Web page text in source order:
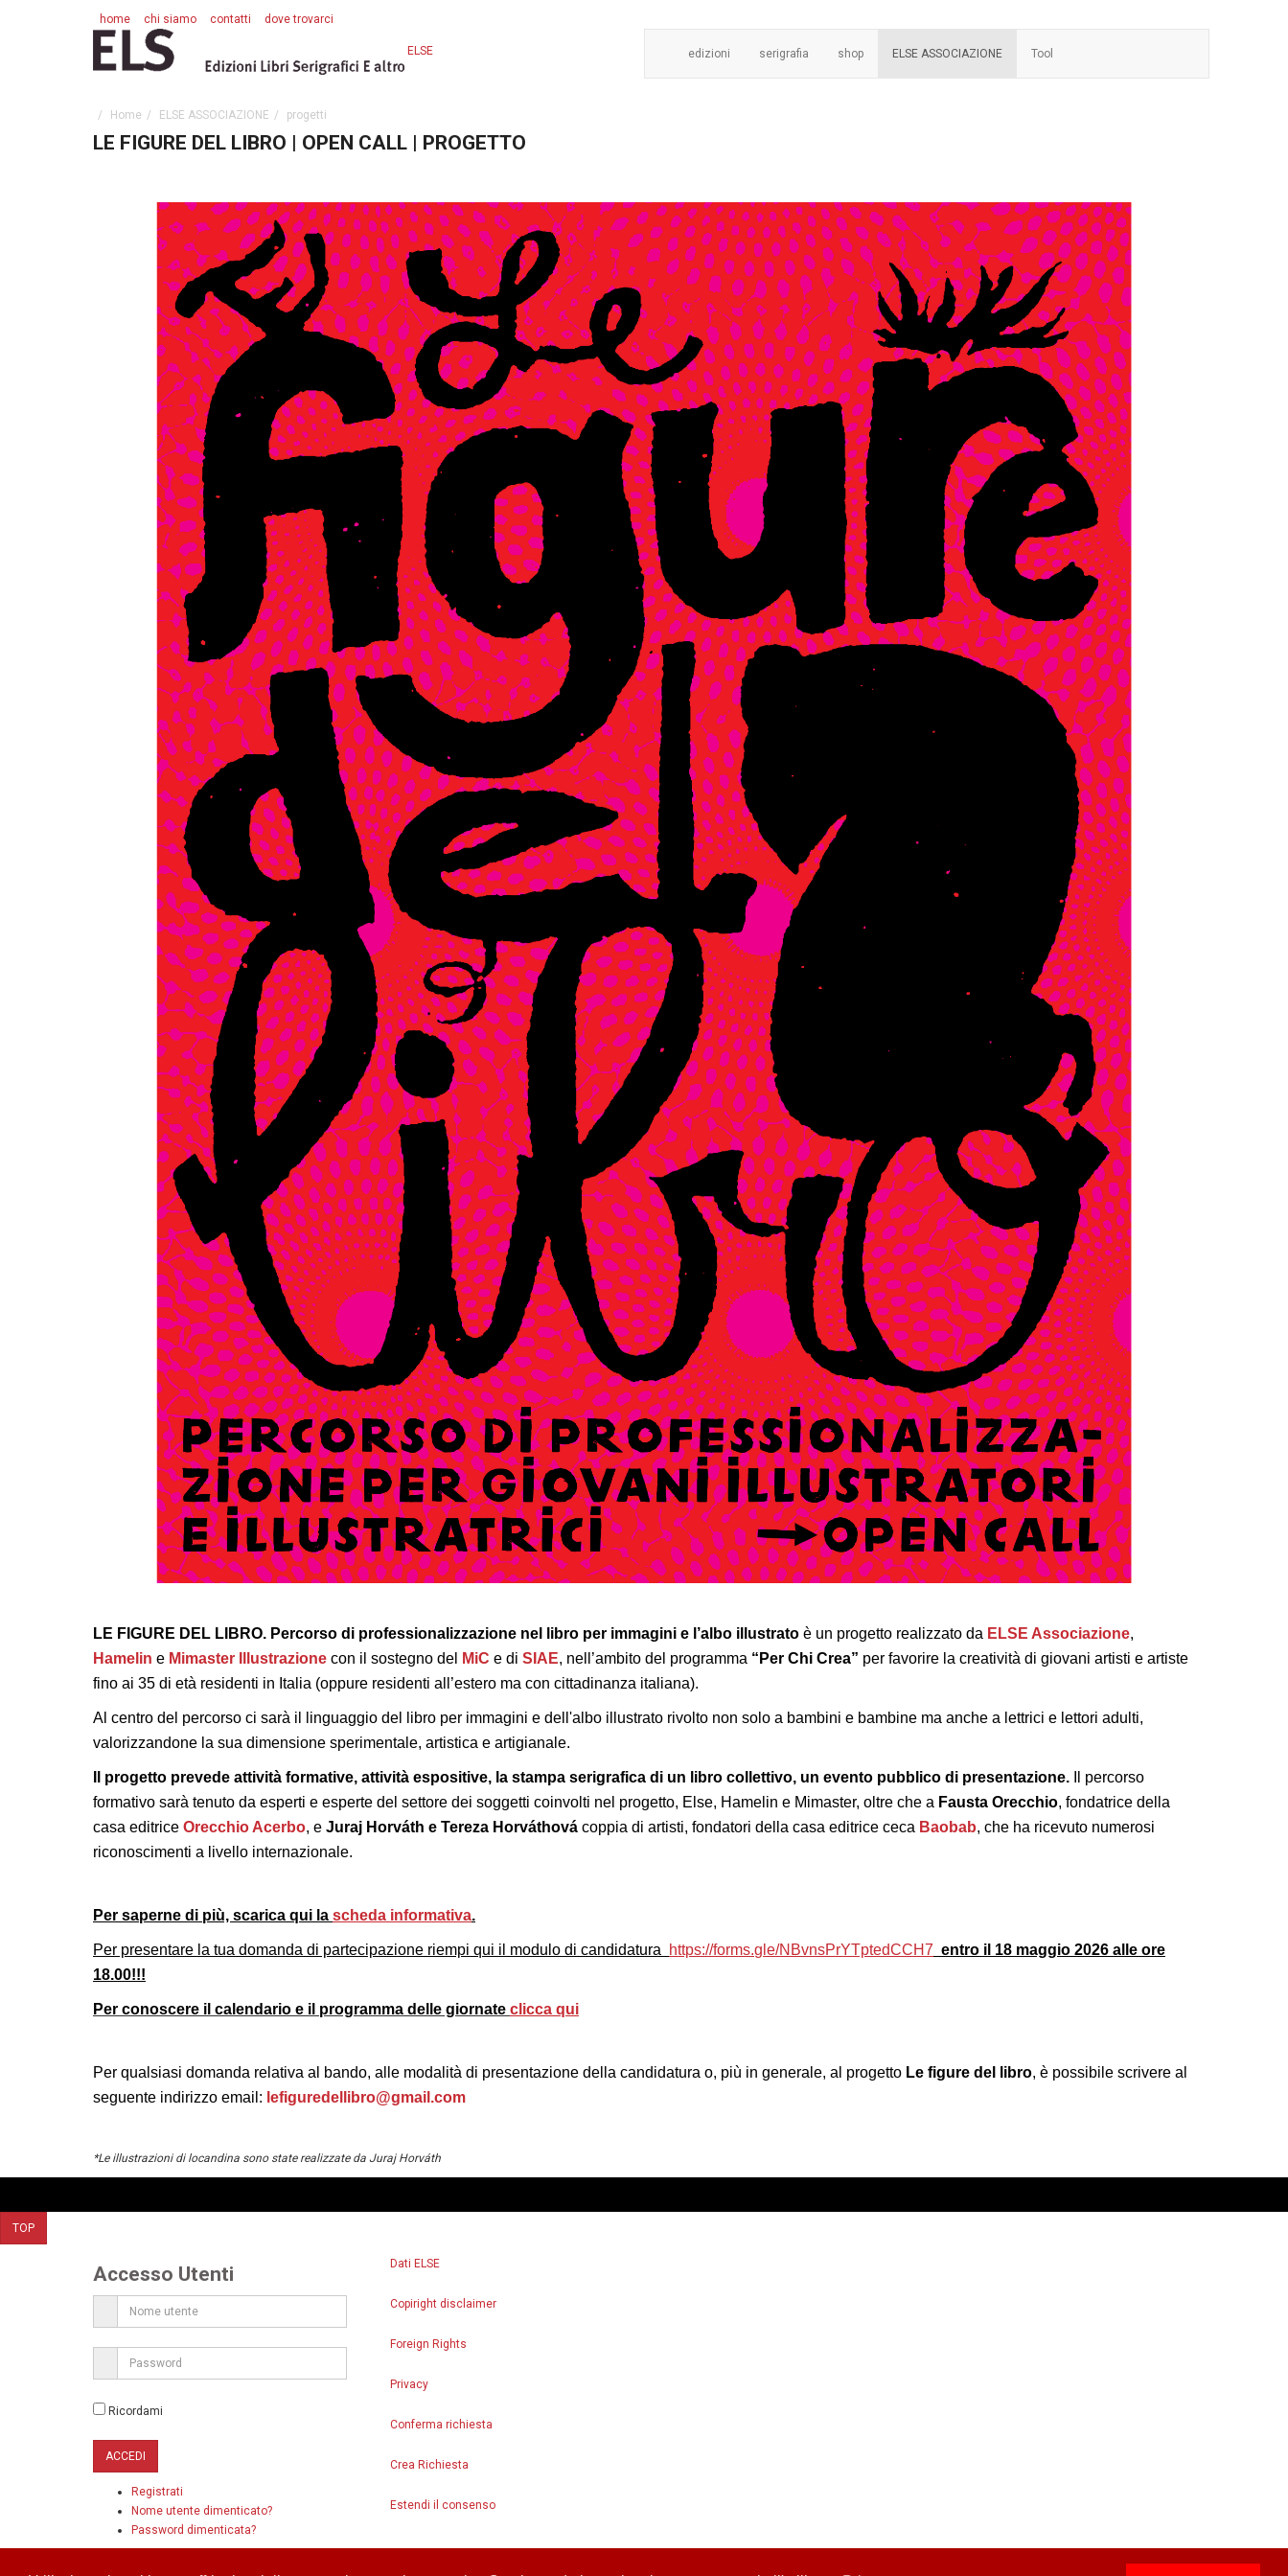
home chi siamo contatti dove trovarci
ELSE edizioni serigrafia shop ELSE ASSOCIAZIONE Tool
Home ELSE ASSOCIAZIONE progetti
LE FIGURE DEL LIBRO | OPEN CALL | PROGETTO
LE FIGURE DEL LIBRO. Percorso di professionalizzazione nel libro per immagini e l’albo illustrato è un progetto realizzato da ELSE Associazione,
Hamelin e Mimaster Illustrazione con il sostegno del MiC e di SIAE, nell’ambito del programma “Per Chi Crea” per favorire la creatività di giovani artisti e artiste
fino ai 35 di età residenti in Italia (oppure residenti all’estero ma con cittadinanza italiana).
Al centro del percorso ci sarà il linguaggio del libro per immagini e dell'albo illustrato rivolto non solo a bambini e bambine ma anche a lettrici e lettori adulti,
valorizzandone la sua dimensione sperimentale, artistica e artigianale.
Il progetto prevede attività formative, attività espositive, la stampa serigrafica di un libro collettivo, un evento pubblico di presentazione. Il percorso
formativo sarà tenuto da esperti e esperte del settore dei soggetti coinvolti nel progetto, Else, Hamelin e Mimaster, oltre che a Fausta Orecchio, fondatrice della
casa editrice Orecchio Acerbo, e Juraj Horváth e Tereza Horváthová coppia di artisti, fondatori della casa editrice ceca Baobab, che ha ricevuto numerosi
riconoscimenti a livello internazionale.
Per saperne di più, scarica qui la scheda informativa.
Per presentare la tua domanda di partecipazione riempi qui il modulo di candidatura https://forms.gle/NBvnsPrYTptedCCH7 entro il 18 maggio 2026 alle ore
18.00!!!
Per conoscere il calendario e il programma delle giornate clicca qui
Per qualsiasi domanda relativa al bando, alle modalità di presentazione della candidatura o, più in generale, al progetto Le figure del libro, è possibile scrivere al
seguente indirizzo email: lefiguredellibro@gmail.com
*Le illustrazioni di locandina sono state realizzate da Juraj Horváth
TOP
Accesso Utenti
Ricordami
Registrati
Nome utente dimenticato?
Password dimenticata?
Dati ELSE
Copiright disclaimer
Foreign Rights
Privacy
Conferma richiesta
Crea Richiesta
Estendi il consenso